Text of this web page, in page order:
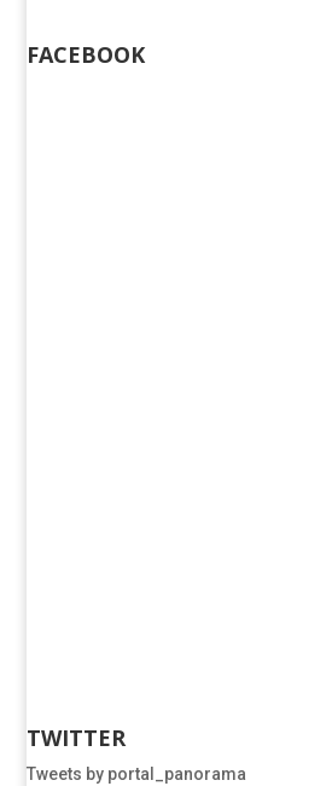
FACEBOOK
TWITTER
Tweets by portal_panorama